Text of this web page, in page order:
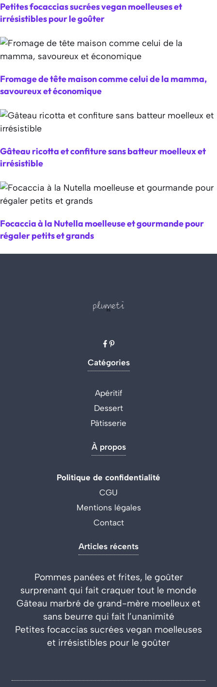
Petites focaccias sucrées vegan moelleuses et
irrésistibles pour le goûter
Fromage de tête maison comme celui de la mamma,
savoureux et économique
Gâteau ricotta et confiture sans batteur moelleux et
irrésistible
Focaccia à la Nutella moelleuse et gourmande pour
régaler petits et grands
Catégories
Apéritif
Dessert
Pâtisserie
À propos
Politique de confidentialité
CGU
Mentions légales
Contact
Articles récents
Pommes panées et frites, le goûter
surprenant qui fait craquer tout le monde
Gâteau marbré de grand-mère moelleux et
sans beurre qui fait l’unanimité
Petites focaccias sucrées vegan moelleuses
et irrésistibles pour le goûter